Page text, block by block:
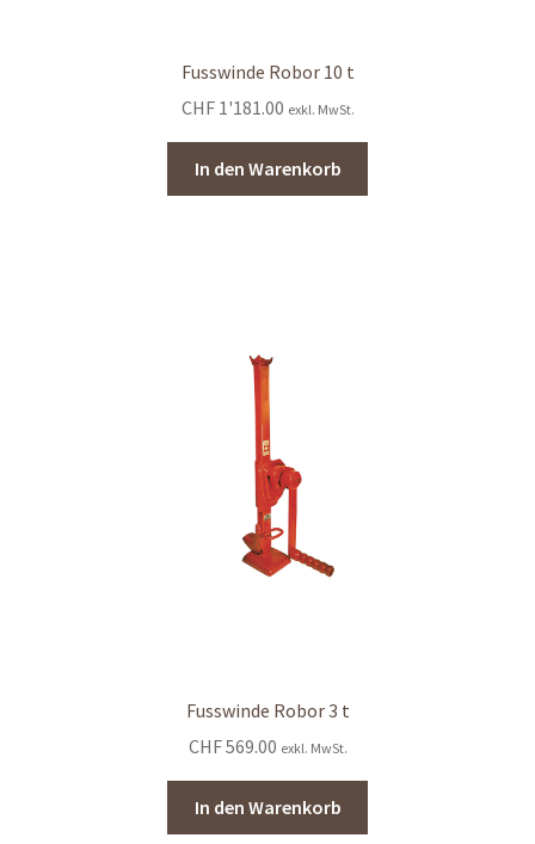
Fusswinde Robor 10 t
CHF1'181.00 exkl. MwSt.
In den Warenkorb
Fusswinde Robor 3 t
CHF569.00 exkl. MwSt.
In den Warenkorb